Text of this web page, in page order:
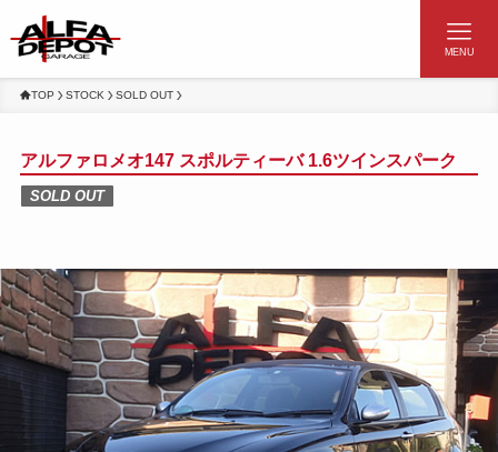
MENU
TOP STOCK SOLD OUT
アルファロメオ147 スポルティーバ 1.6ツインスパーク
SOLD OUT